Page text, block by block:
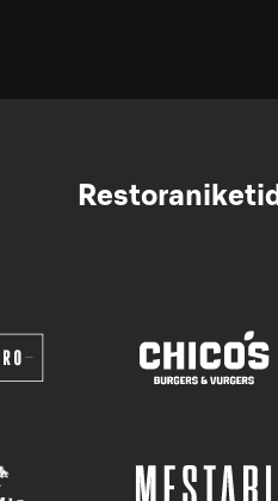
Restoraniketid